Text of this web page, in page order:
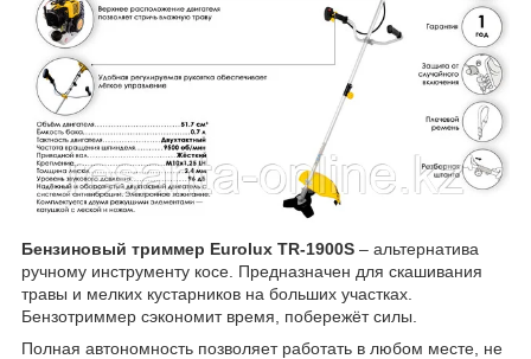
Бензиновый триммер Eurolux TR-1900S – альтернатива
ручному инструменту косе. Предназначен для скашивания
травы и мелких кустарников на больших участках.
Бензотриммер сэкономит время, побережёт силы.
Полная автономность позволяет работать в любом месте, не